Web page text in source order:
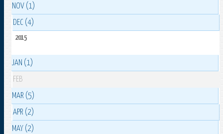
NOV (1)
DEC (4)
2015
JAN (1)
FEB
MAR (5)
APR (2)
MAY (2)